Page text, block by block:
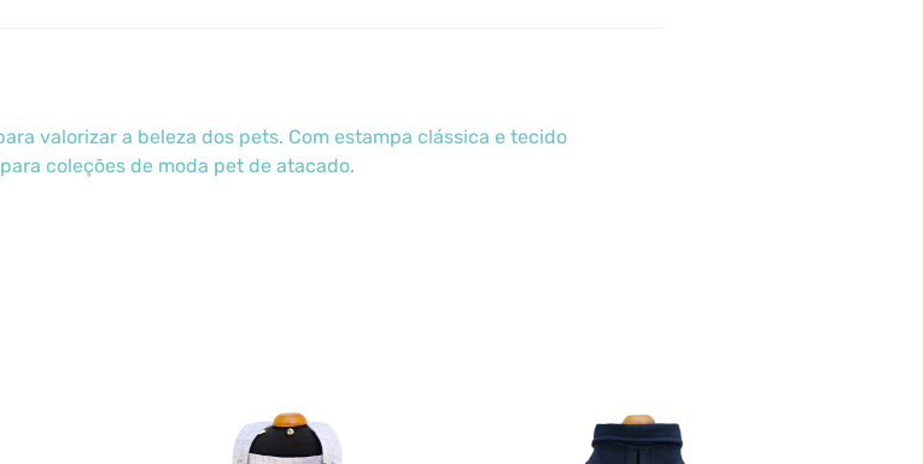
valorizar a beleza dos pets. Com estampa clássica e tecido
coleções de moda pet de atacado.